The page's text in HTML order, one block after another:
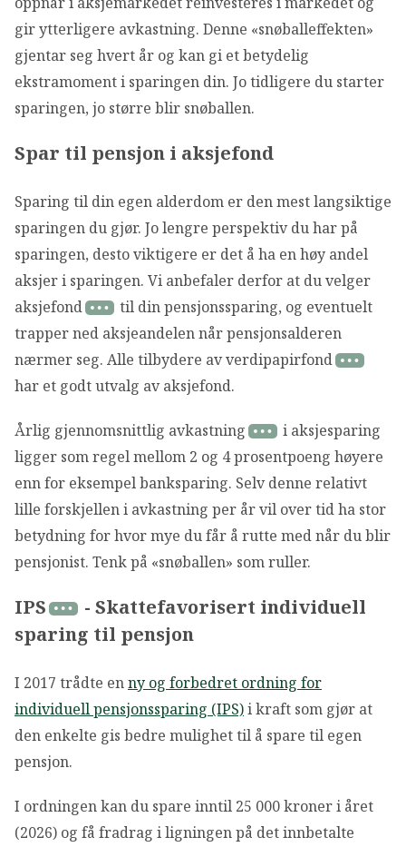
gir ytterligere avkastning. Denne «snøballeffekten»
gjentar seg hvert år og kan gi et betydelig
ekstramoment i sparingen din. Jo tidligere du starter
sparingen, jo større blir snøballen.
Spar til pensjon i aksjefond
Sparing til din egen alderdom er den mest langsiktige
sparingen du gjør. Jo lengre perspektiv du har på
sparingen, desto viktigere er det å ha en høy andel
aksjer i sparingen. Vi anbefaler derfor at du velger
aksjefond
til din pensjonssparing, og eventuelt
trapper ned aksjeandelen når pensjonsalderen
nærmer seg. Alle tilbydere av verdipapirfond
har et godt utvalg av aksjefond.
Årlig gjennomsnittlig avkastning
i aksjesparing
ligger som regel mellom 2 og 4 prosentpoeng høyere
enn for eksempel banksparing. Selv denne relativt
lille forskjellen i avkastning per år vil over tid ha stor
betydning for hvor mye du får å rutte med når du blir
pensjonist. Tenk på «snøballen» som ruller.
IPS
- Skattefavorisert individuell
sparing til pensjon
I 2017 trådte enny og forbedret ordning for
individuell pensjonssparing (IPS)i kraft som gjør at
den enkelte gis bedre mulighet til å spare til egen
pensjon.
I ordningen kan du spare inntil 25 000 kroner i året
(2026) og få fradrag i ligningen på det innbetalte